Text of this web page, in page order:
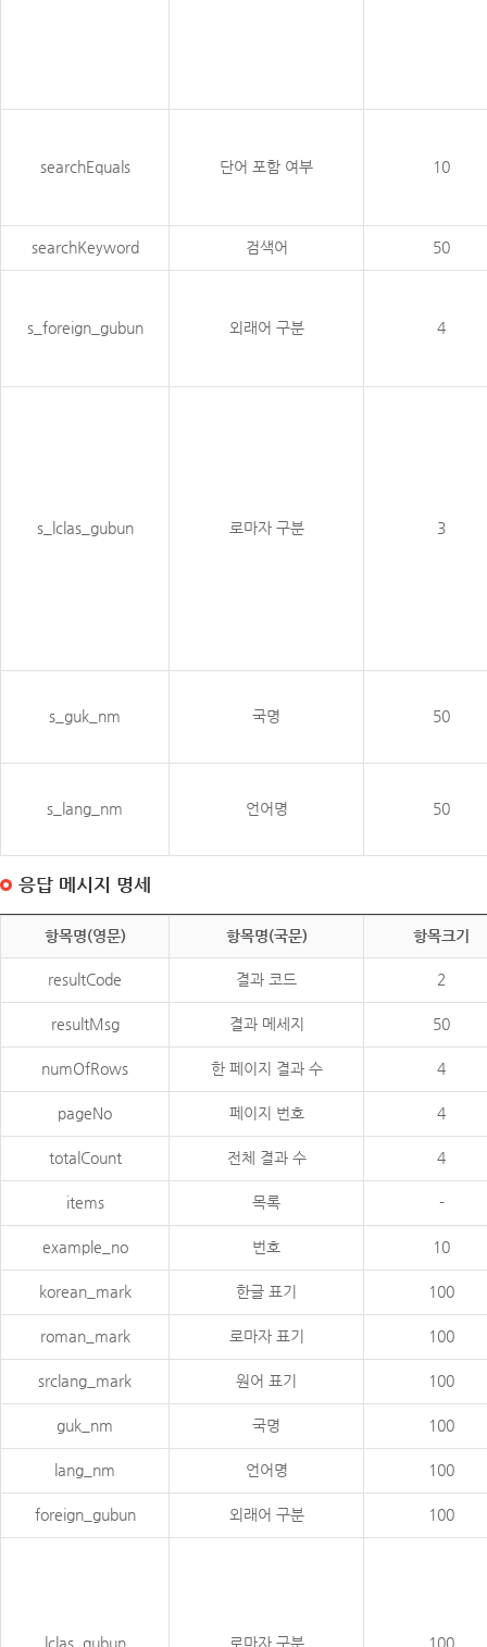
searchEquals 단어 포함 여부 10
searchKeyword 검색어 50
s_foreign_gubun 외래어 구분 4
s_lclas_gubun 로마자 구분 3
s_guk_nm 국명 50
s_lang_nm 언어명 50
응답 메시지 명세
항목명(영문) 항목명(국문) 항목크기
resultCode 결과 코드 2
resultMsg 결과 메세지 50
numOfRows 한 페이지 결과 수 4
pageNo 페이지 번호 4
totalCount 전체 결과 수 4
items 목록 -
example_no 번호 10
korean_mark 한글 표기 100
roman_mark 로마자 표기 100
srclang_mark 원어 표기 100
guk_nm 국명 100
lang_nm 언어명 100
foreign_gubun 외래어 구분 100
lclas_gubun 로마자 구분 100